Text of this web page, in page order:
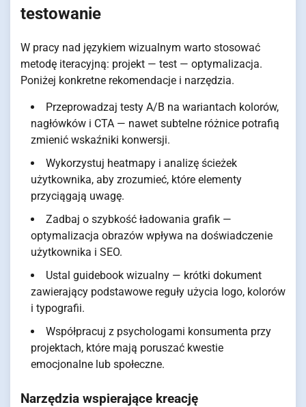
testowanie
W pracy nad językiem wizualnym warto stosować
metodę iteracyjną: projekt — test — optymalizacja.
Poniżej konkretne rekomendacje i narzędzia.
Przeprowadzaj testy A/B na wariantach kolorów,
nagłówków i CTA — nawet subtelne różnice potrafią
zmienić wskaźniki konwersji.
Wykorzystuj heatmapy i analizę ścieżek
użytkownika, aby zrozumieć, które elementy
przyciągają uwagę.
Zadbaj o szybkość ładowania grafik —
optymalizacja obrazów wpływa na doświadczenie
użytkownika i SEO.
Ustal guidebook wizualny — krótki dokument
zawierający podstawowe reguły użycia logo, kolorów
i typografii.
Współpracuj z psychologami konsumenta przy
projektach, które mają poruszać kwestie
emocjonalne lub społeczne.
Narzędzia wspierające kreację